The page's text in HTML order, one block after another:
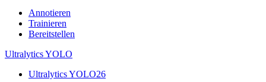
Annotieren
Trainieren
Bereitstellen
Ultralytics YOLO
Ultralytics YOLO26